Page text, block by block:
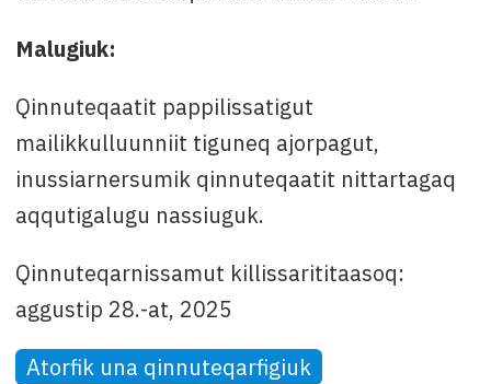
Malugiuk:
Qinnuteqaatit pappilissatigut
mailikkulluunniit tiguneq ajorpagut,
inussiarnersumik qinnuteqaatit nittartagaq
aqqutigalugu nassiuguk.
Qinnuteqarnissamut killissarititaasoq:
aggustip 28.-at, 2025
Atorfik una qinnuteqarfigiuk